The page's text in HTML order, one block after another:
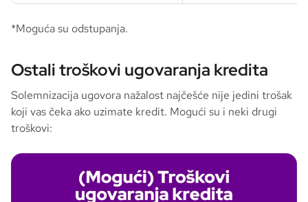
*Moguća su odstupanja.
Ostali troškovi ugovaranja kredita
Solemnizacija ugovora nažalost najčešće nije jedini trošak
koji vas čeka ako uzimate kredit. Mogući su i neki drugi
troškovi: